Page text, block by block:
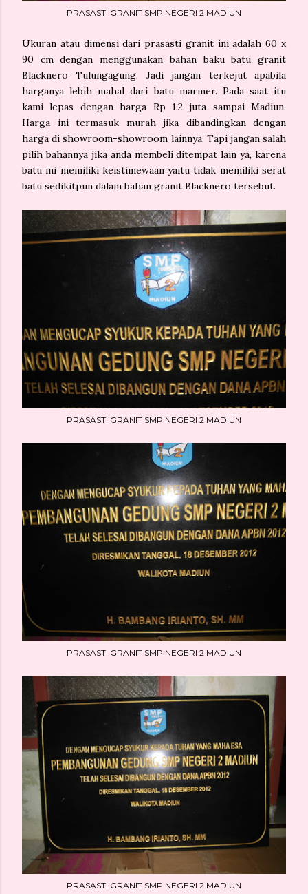
PRASASTI GRANIT SMP NEGERI 2 MADIUN
Ukuran atau dimensi dari prasasti granit ini adalah 60 x
90 cm dengan menggunakan bahan baku batu granit
Blacknero Tulungagung. Jadi jangan terkejut apabila
harganya lebih mahal dari batu marmer. Pada saat itu
kami lepas dengan harga Rp 1.2 juta sampai Madiun.
Harga ini termasuk murah jika dibandingkan dengan
harga di showroom-showroom lainnya. Tapi jangan salah
pilih bahannya jika anda membeli ditempat lain ya, karena
batu ini memiliki keistimewaan yaitu tidak memiliki serat
batu sedikitpun dalam bahan granit Blacknero tersebut.
PRASASTI GRANIT SMP NEGERI 2 MADIUN
PRASASTI GRANIT SMP NEGERI 2 MADIUN
PRASASTI GRANIT SMP NEGERI 2 MADIUN